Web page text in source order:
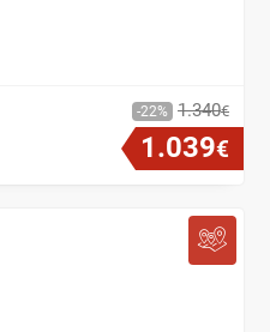
22 1.340€
1.039€